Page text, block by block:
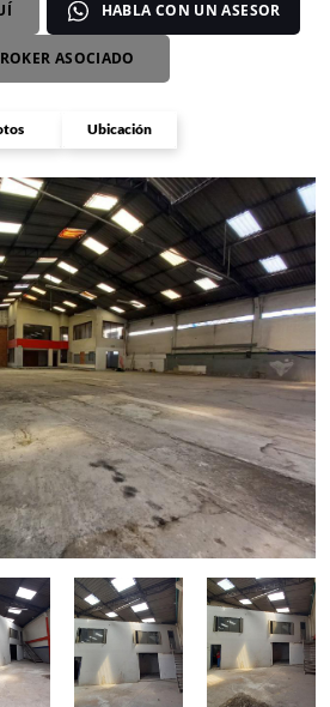
Ubicación
HABLA CON UN ASESOR
ASOCIADO